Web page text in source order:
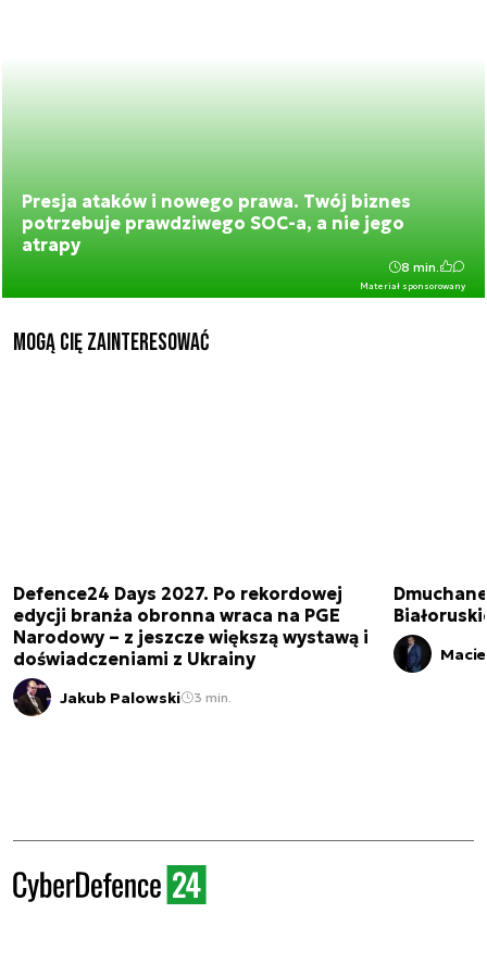
Presja ataków i nowego prawa. Twój biznes
potrzebuje prawdziwego SOC-a, a nie jego
atrapy
Materiał sponsorowany
8 min.
Mogą Cię zainteresować
Defence24 Days 2027. Po rekordowej
edycji branża obronna wraca na PGE
Narodowy – z jeszcze większą wystawą i
doświadczeniami z Ukrainy
Jakub Palowski 3 min.